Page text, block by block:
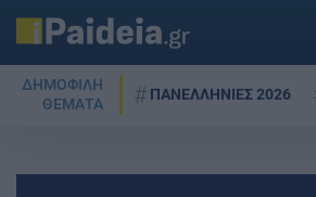
ΔΗΜΟΦΙΛΗ
ΘΕΜΑΤΑ
ΠΑΝΕΛΛΗΝΙΕΣ 2026